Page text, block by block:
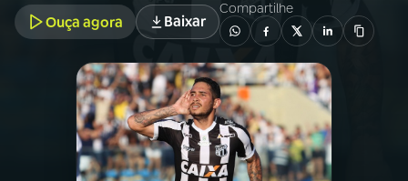
A RÁDIO
PROGRAMAÇÃO
PROGRAMAS
Ouça agora Baixar
Compartilhe